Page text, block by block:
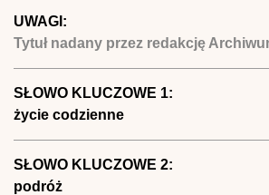
UWAGI:
Tytuł nadany przez redakcję
SŁOWO KLUCZOWE 1:
życie codzienne
SŁOWO KLUCZOWE 2:
podróż